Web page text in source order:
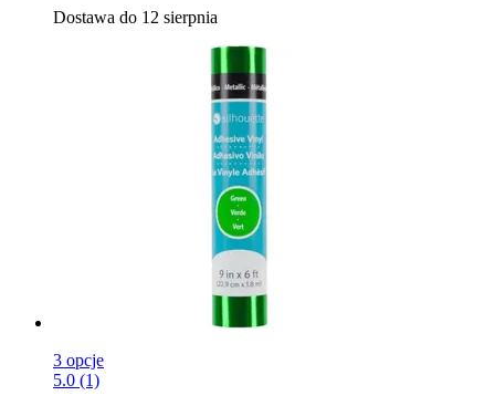
Dostawa do 12 sierpnia
3 opcje
5.0 (1)